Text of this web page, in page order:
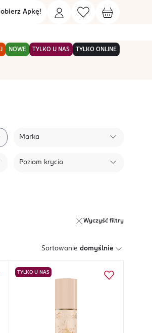
Apkę!
NOWE TYLKO U NAS TYLKO ONLINE
Marka
Poziom krycia
Wyczyść filtry
Sortowanie domyślnie
TYLKO U NAS